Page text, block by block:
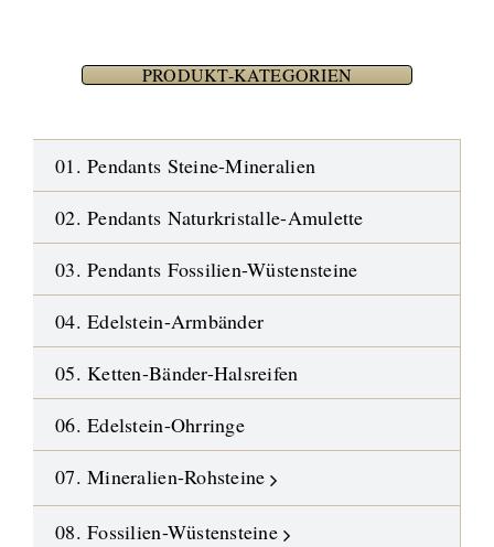
PRODUKT-KATEGORIEN
01. Pendants Steine-Mineralien
02. Pendants Naturkristalle-Amulette
03. Pendants Fossilien-Wüstensteine
04. Edelstein-Armbänder
05. Ketten-Bänder-Halsreifen
06. Edelstein-Ohrringe
07. Mineralien-Rohsteine
08. Fossilien-Wüstensteine